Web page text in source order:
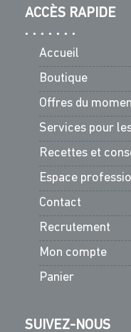
ACCÈS RAPIDE
Accueil
Boutique
Offres du
Services pour
Recettes et
Espace
Contact
Recrutement
Mon compte
Panier
SUIVEZ-NOUS